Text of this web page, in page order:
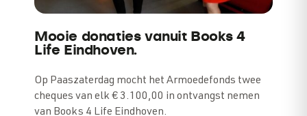
Mooie donaties vanuit Books 4
Life Eindhoven.
Op Paaszaterdag mocht het Armoedefonds twee
cheques van elk € 3.100,00 in ontvangst nemen
van Books 4 Life Eindhoven.